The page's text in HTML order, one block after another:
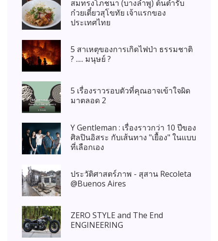
สมทรงโภชนา (บางลำพู) ต้นตำรับ
ก๋วยเตี๋ยวสุโขทัย เจ้าแรกของ
ประเทศไทย
5 สาเหตุของการเกิดไฟป่า ธรรมชาติ
? ..... มนุษย์ ?
5 เรื่องราวรอบตัวที่คุณอาจเข้าใจผิด
มาตลอด 2
Y Gentleman : เรื่องราวกว่า 10 ปีของ
ศิลปินอิสระ กับเส้นทาง "เยื้อง" ในแบบ
ที่เลือกเอง
ประวัติศาสตร์ภาพ - สุสาน Recoleta
@Buenos Aires
ZERO STYLE and The End
ENGINEERING